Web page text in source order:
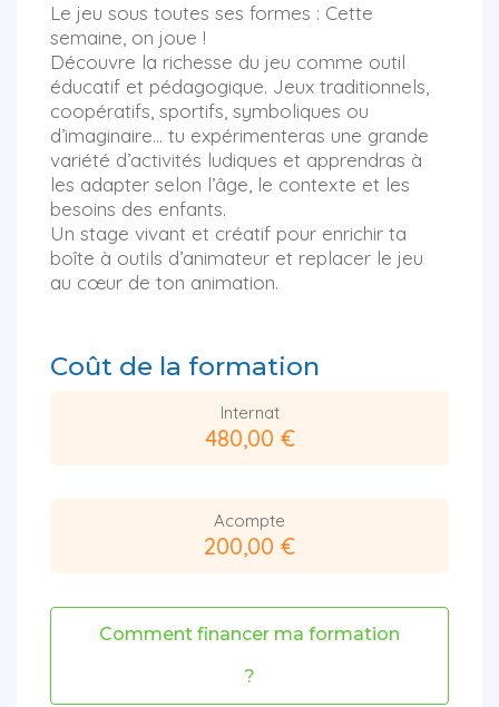
Le jeu sous toutes ses formes : Cette
semaine, on joue !
Découvre la richesse du jeu comme outil
éducatif et pédagogique. Jeux traditionnels,
coopératifs, sportifs, symboliques ou
d’imaginaire… tu expérimenteras une grande
variété d’activités ludiques et apprendras à
les adapter selon l’âge, le contexte et les
besoins des enfants.
Un stage vivant et créatif pour enrichir ta
boîte à outils d’animateur et replacer le jeu
au cœur de ton animation.
Coût de la formation
Internat
480,00 €
Acompte
200,00 €
Comment financer ma formation
?